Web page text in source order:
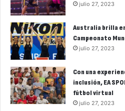
julio 27, 2023
Australia brilla
Campeonato
julio 27, 2023
Con una
inclusión, EA
fútbol virtual
julio 27, 2023